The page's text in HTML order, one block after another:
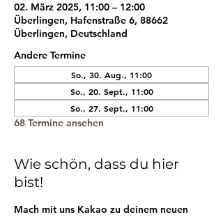
02. März 2025, 11:00 – 12:00
Überlingen, Hafenstraße 6, 88662
Überlingen, Deutschland
Andere Termine
So., 30. Aug., 11:00
So., 20. Sept., 11:00
So., 27. Sept., 11:00
68 Termine ansehen
Wie schön, dass du hier
bist!
Mach mit uns Kakao zu deinem neuen